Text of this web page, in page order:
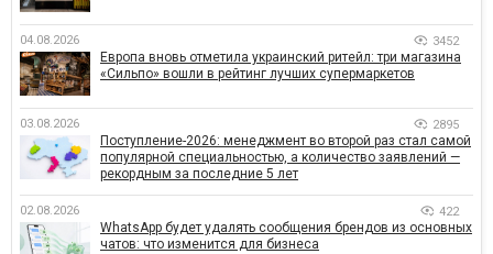
04.08.2026 3452
Европа вновь отметила украинский ритейл: три магазина
«Сильпо» вошли в рейтинг лучших супермаркетов
03.08.2026 2895
Поступление-2026: менеджмент во второй раз стал самой
популярной специальностью, а количество заявлений —
рекордным за последние 5 лет
02.08.2026 422
WhatsApp будет удалять сообщения брендов из основных
чатов: что изменится для бизнеса